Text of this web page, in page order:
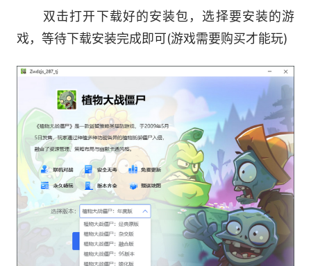
6、通过「疯狂戴夫店」购买特殊植物和工具，以
任何你能想象得到的方式干掉僵尸。
7、精致的游戏画面与声音，同时还有奖励型的音
乐与视频。
8、无限次重玩，不会经历两次同样的事件，二周
目还可以打出隐藏僵尸，随时给最新鲜的游戏体验
游戏攻略
《植物大战僵尸》猫尾草获得方法介绍和作用分享
游戏中的猫尾草又名香蒲，获得方法是
双击打开下载好的安装包，选择要安装的游
戏，等待下载安装完成即可(游戏需要购买才能玩)